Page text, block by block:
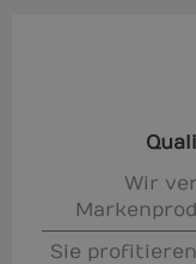
Wir
Sie